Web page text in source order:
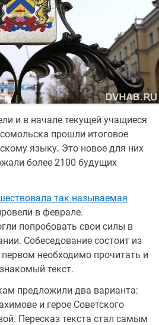
и в начале текущей учащиеся
прошли итоговое
языку. Это новое для них
более 2100 будущих
так называемая
в феврале.
попробовать свои силы в
Собеседование состоит из
необходимо прочитать и
текст.
предложили два варианта:
и герое Советского
Пересказ текста стал самым